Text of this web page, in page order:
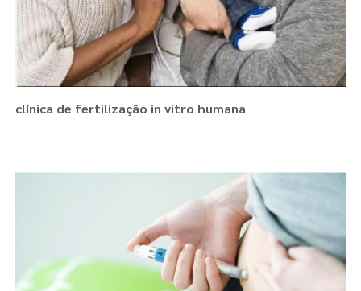
clínica de fertilização in vitro humana